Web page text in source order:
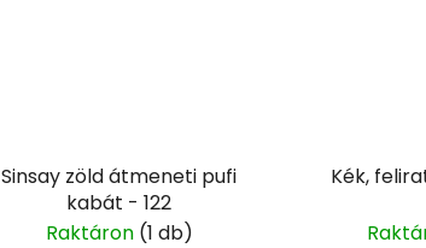
Sinsay zöld átmeneti pufi
kabát - 122
Raktáron (1 db)
Kék,